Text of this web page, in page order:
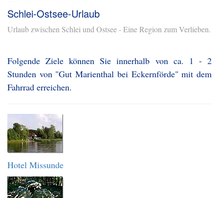
Schlei-Ostsee-Urlaub
Urlaub zwischen Schlei und Ostsee - Eine Region zum Verlieben.
Folgende Ziele können Sie innerhalb von ca. 1 - 2
Stunden von "Gut Marienthal bei Eckernförde" mit dem
Fahrrad erreichen.
Hotel Missunde